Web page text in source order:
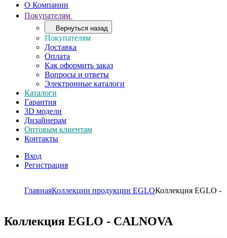
О Компании
Покупателям
Вернуться назад
Покупателям
Доставка
Оплата
Как оформить заказ
Вопросы и ответы
Электронные каталоги
Каталоги
Гарантия
3D модели
Дизайнерам
Оптовым клиентам
Контакты
Вход
Регистрация
ГлавнаяКоллекции продукции EGLOКоллекция EGLO -
Коллекция EGLO - CALNOVA